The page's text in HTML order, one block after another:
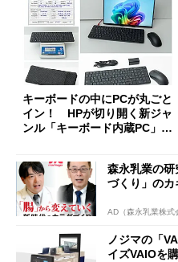
キーボードの中にPCが丸ごと
イン！ HPが切り開く新ジャ
ンル「キーボード内蔵PC」の
森永乳業の
づくり」のカ
AD（森永乳業株式
ノジマの「
イズVAIOを